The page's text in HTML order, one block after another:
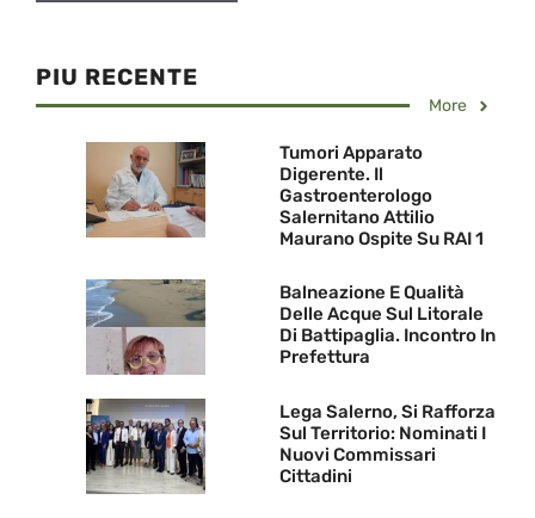
PIU RECENTE
More
Tumori Apparato
Digerente. Il
Gastroenterologo
Salernitano Attilio
Maurano Ospite Su RAI 1
Balneazione E Qualità
Delle Acque Sul Litorale
Di Battipaglia. Incontro In
Prefettura
Lega Salerno, Si Rafforza
Sul Territorio: Nominati I
Nuovi Commissari
Cittadini